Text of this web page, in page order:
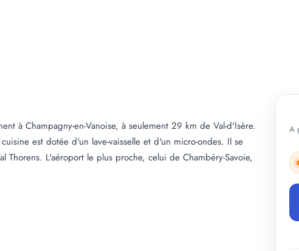
à Champagny-en-Vanoise, à seulement 29 km de Val-d'Isère.
est dotée d'un lave-vaisselle et d'un micro-ondes. Il se
L'aéroport le plus proche, celui de Chambéry-Savoie,
A